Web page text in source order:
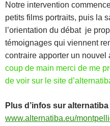
Notre intervention
petits films portraits, puis la
l’orientation du débat je
témoignages qui viennent
contraire apporter un nouvel
coup de main merci de me
de voir sur le site
Plus d’infos sur alternatiba
www.alternatiba.eu/